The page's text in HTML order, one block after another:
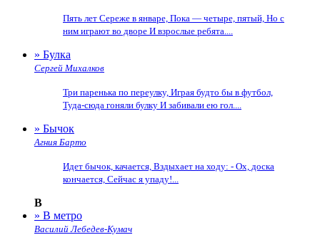
Пять лет Сереже в январе, Пока — четыре, пятый, Но с
ним играют во дворе И взрослые ребята....
» Булка
Сергей Михалков
Три паренька по переулку, Играя будто бы в футбол,
Туда-сюда гоняли булку И забивали ею гол....
» Бычок
Агния Барто
Идет бычок, качается, Вздыхает на ходу: - Ох, доска
кончается, Сейчас я упаду!...
В
» В метро
Василий Лебедев-Кумач